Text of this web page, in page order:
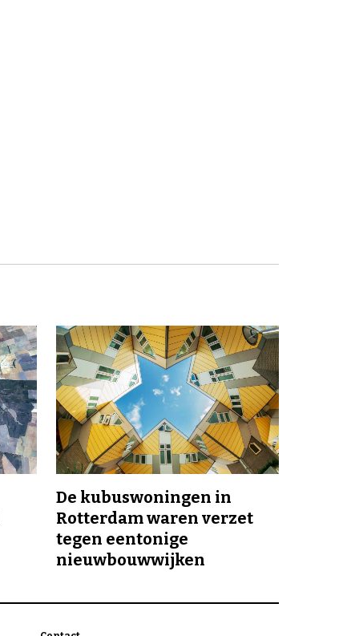
De kubuswoningen in
Rotterdam waren verzet
tegen eentonige
nieuwbouwwijken